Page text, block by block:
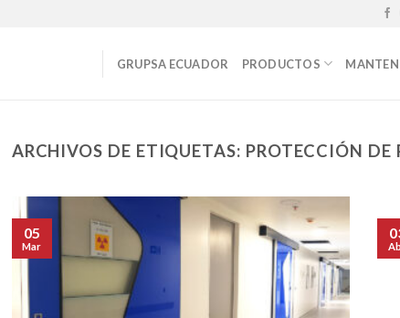
GRUPSA ECUADOR PRODUCTOS
ARCHIVOS DE ETIQUETAS: PROTECCIÓN DE
05
Mar